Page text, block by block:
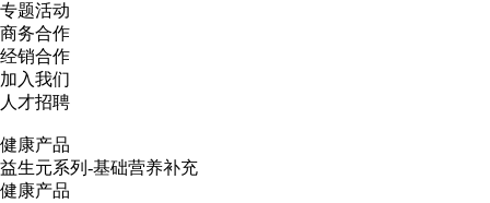
专题活动
商务合作
经销合作
加入我们
人才招聘
健康产品
益生元系列-基础营养补充
健康产品